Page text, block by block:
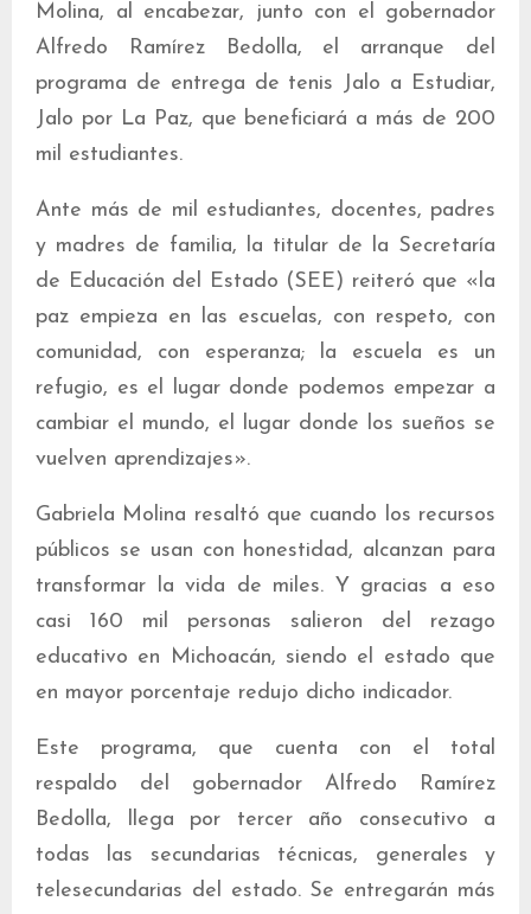
Molina, al encabezar, junto con el gobernador
Alfredo Ramírez Bedolla, el arranque del
programa de entrega de tenis Jalo a Estudiar,
Jalo por La Paz, que beneficiará a más de 200
mil estudiantes.
Ante más de mil estudiantes, docentes, padres
y madres de familia, la titular de la Secretaría
de Educación del Estado (SEE) reiteró que «la
paz empieza en las escuelas, con respeto, con
comunidad, con esperanza; la escuela es un
refugio, es el lugar donde podemos empezar a
cambiar el mundo, el lugar donde los sueños se
vuelven aprendizajes».
Gabriela Molina resaltó que cuando los recursos
públicos se usan con honestidad, alcanzan para
transformar la vida de miles. Y gracias a eso
casi 160 mil personas salieron del rezago
educativo en Michoacán, siendo el estado que
en mayor porcentaje redujo dicho indicador.
Este programa, que cuenta con el total
respaldo del gobernador Alfredo Ramírez
Bedolla, llega por tercer año consecutivo a
todas las secundarias técnicas, generales y
telesecundarias del estado. Se entregarán más